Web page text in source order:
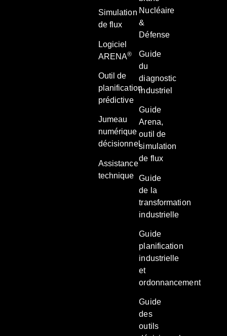
Simulation
de flux
Logiciel
ARENA®
Outil de
planification
prédictive
Jumeau
numérique
décisionnel
Assistance
technique
Nucléaire
&
Défense
Guide
du
diagnostic
industriel
Guide
Arena,
outil de
simulation
de flux
Guide
de la
transformation
industrielle
Guide
planification
industrielle
et
ordonnancement
Guide
des
outils